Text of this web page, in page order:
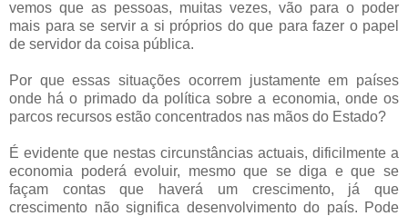
vemos que as pessoas, muitas vezes, vão para o poder
mais para se servir a si próprios do que para fazer o papel
de servidor da coisa pública.
Por que essas situações ocorrem justamente em países
onde há o primado da política sobre a economia, onde os
parcos recursos estão concentrados nas mãos do Estado?
É evidente que nestas circunstâncias actuais, dificilmente a
economia poderá evoluir, mesmo que se diga e que se
façam contas que haverá um crescimento, já que
crescimento não significa desenvolvimento do país. Pode